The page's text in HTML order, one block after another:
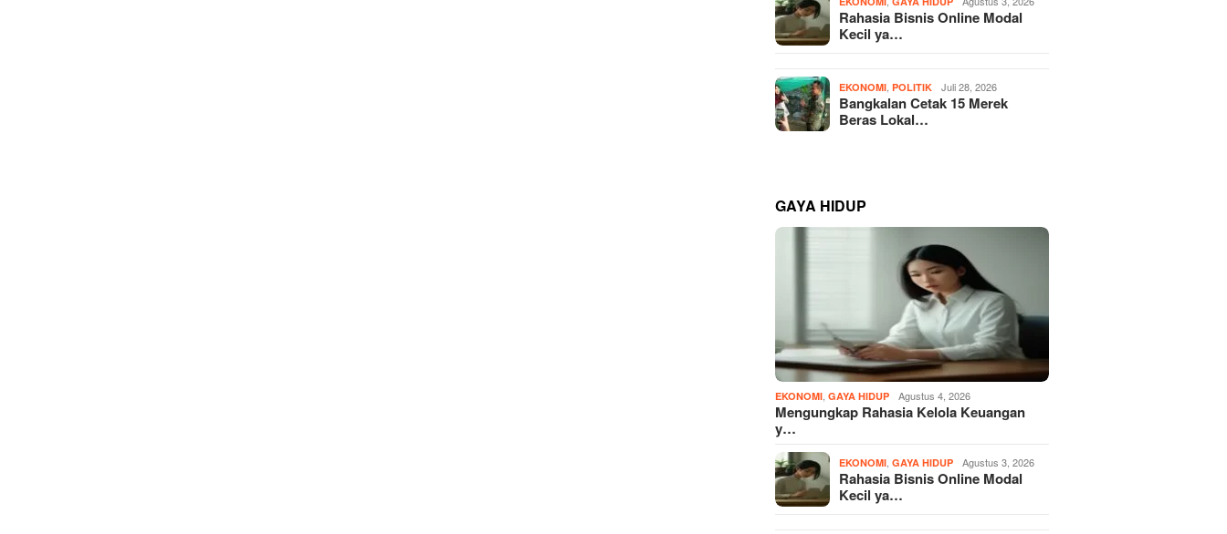
Rahasia Bisnis Online Modal
Kecil ya…
EKONOMI ,POLITIK Juli 28, 2026
Bangkalan Cetak 15 Merek
Beras Lokal…
GAYA HIDUP
EKONOMI ,GAYA HIDUP Agustus 4, 2026
Mengungkap Rahasia Kelola Keuangan
y…
EKONOMI ,GAYA HIDUP Agustus 3, 2026
Rahasia Bisnis Online Modal
Kecil ya…